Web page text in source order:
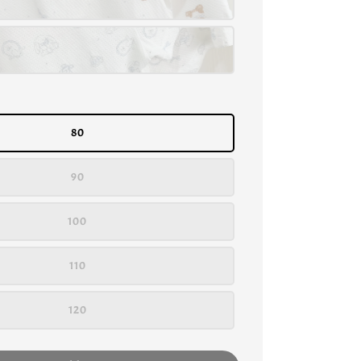
80
90
100
110
120